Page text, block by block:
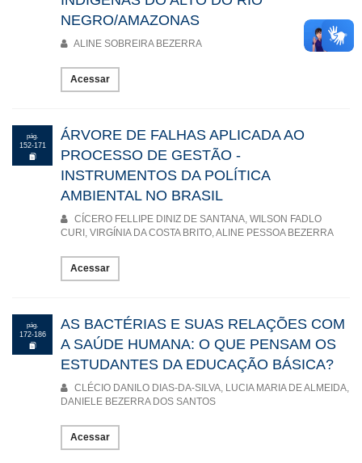
NEGRO/AMAZONAS
ALINE SOBREIRA BEZERRA
Acessar
pág.
152-171
ÁRVORE DE FALHAS APLICADA AO
PROCESSO DE GESTÃO -
INSTRUMENTOS DA POLÍTICA
AMBIENTAL NO BRASIL
CÍCERO FELLIPE DINIZ DE SANTANA, WILSON FADLO
CURI, VIRGÍNIA DA COSTA BRITO, ALINE PESSOA BEZERRA
Acessar
pág.
172-186
AS BACTÉRIAS E SUAS RELAÇÕES COM
A SAÚDE HUMANA: O QUE PENSAM OS
ESTUDANTES DA EDUCAÇÃO BÁSICA?
CLÉCIO DANILO DIAS-DA-SILVA, LUCIA MARIA DE ALMEIDA,
DANIELE BEZERRA DOS SANTOS
Acessar